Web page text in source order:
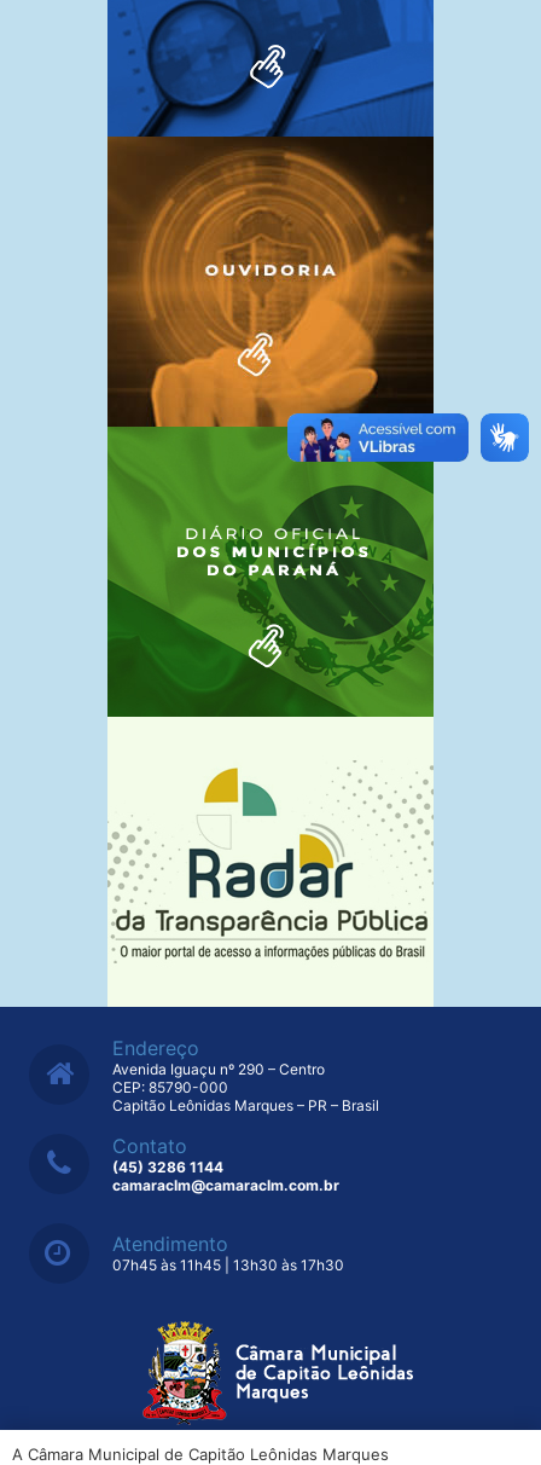
Endereço
Avenida Iguaçu nº 290 – Centro
CEP: 85790-000
Capitão Leônidas Marques – PR – Brasil
Contato
(45) 3286 1144
camaraclm@camaraclm.com.br
Atendimento
07h45 às 11h45 | 13h30 às 17h30
A Câmara Municipal de Capitão Leônidas Marques